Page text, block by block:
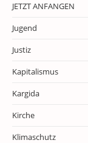
JETZT ANFANGEN
Jugend
Justiz
Kapitalismus
Kargida
Kirche
Klimaschutz